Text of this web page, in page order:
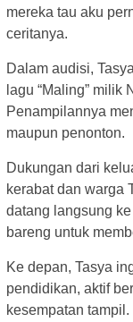
mereka tau aku
ceritanya.
Dalam audisi,
lagu “Maling” milik
Penampilannya
maupun penonton.
Dukungan dari
kerabat dan warga
datang langsung
bareng untuk
Ke depan, Tasya
pendidikan, aktif
kesempatan